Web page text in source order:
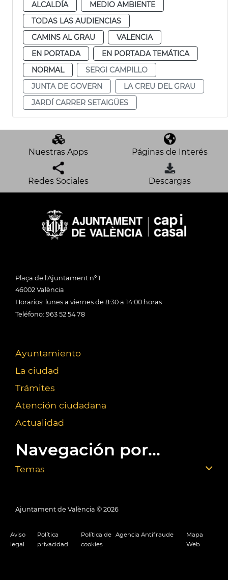
ALCALDÍA
MEDIO AMBIENTE
TODAS LAS AUDIENCIAS
CAMINS AL GRAU
VALENCIA
EN PORTADA
EN PORTADA TEMÁTICA
NORMAL
SERGI CAMPILLO
JUNTA DE GOVERN
LA CREU DEL GRAU
JARDÍ CARRER SETAIGÜES
Nuestras Apps Páginas de Interés
Redes Sociales Descargas
Plaça de l'Ajuntament nº 1
46002 València
Horarios: lunes a viernes de 8:30 a 14:00 horas
Teléfono: 963 52 54 78
Ayuntamiento
La ciudad
Trámites
Atención ciudadana
Actualidad
Navegación por...
Temas
Ajuntament de València © 2026
Aviso
legal
Política
privacidad
Política de
cookies
Agencia Antifraude
Mapa
Web